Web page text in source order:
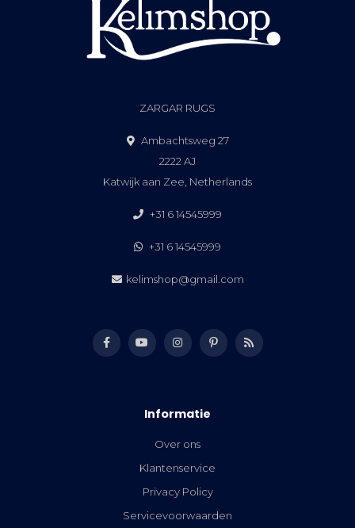
ZARGAR RUGS
Ambachtsweg 27
2222 AJ
Katwijk aan Zee, Netherlands
+31 6 14545999
+31 6 14545999
kelimshop@gmail.com
Informatie
Over ons
Klantenservice
Privacy Policy
Servicevoorwaarden